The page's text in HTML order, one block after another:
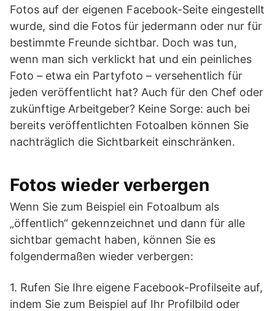
Fotos auf der eigenen Facebook-Seite eingestellt
wurde, sind die Fotos für jedermann oder nur für
bestimmte Freunde sichtbar. Doch was tun,
wenn man sich verklickt hat und ein peinliches
Foto – etwa ein Partyfoto – versehentlich für
jeden veröffentlicht hat? Auch für den Chef oder
zukünftige Arbeitgeber? Keine Sorge: auch bei
bereits veröffentlichten Fotoalben können Sie
nachträglich die Sichtbarkeit einschränken.
Fotos wieder verbergen
Wenn Sie zum Beispiel ein Fotoalbum als
„öffentlich“ gekennzeichnet und dann für alle
sichtbar gemacht haben, können Sie es
folgendermaßen wieder verbergen:
1. Rufen Sie Ihre eigene Facebook-Profilseite auf,
indem Sie zum Beispiel auf Ihr Profilbild oder